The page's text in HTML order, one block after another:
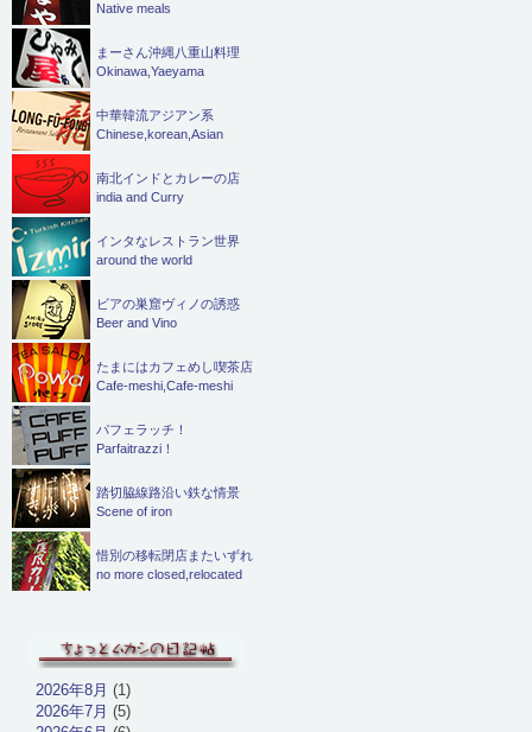
Native meals
まーさん沖縄八重山料理
Okinawa,Yaeyama
中華韓流アジアン系
Chinese,korean,Asian
南北インドとカレーの店
india and Curry
インタなレストラン世界
around the world
ビアの巣窟ヴィノの誘惑
Beer and Vino
たまにはカフェめし喫茶店
Cafe-meshi,Cafe-meshi
パフェラッチ！
Parfaitrazzi！
踏切脇線路沿い鉄な情景
Scene of iron
惜別の移転閉店またいずれ
no more closed,relocated
2026年8月 (1)
2026年7月 (5)